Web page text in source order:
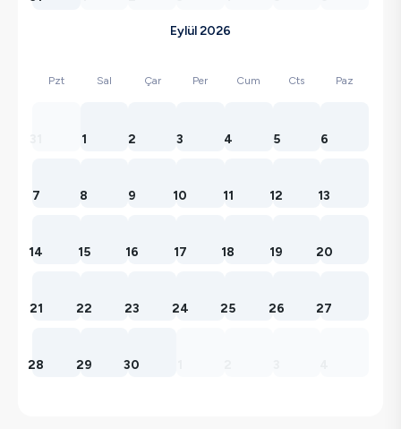
Eylül 2026
Pzt Sal Çar Per Cum Cts Paz
1 2 3 4 5 6
7 8 9 10 11 12 13
14 15 16 17 18 19 20
21 22 23 24 25 26 27
28 29 30